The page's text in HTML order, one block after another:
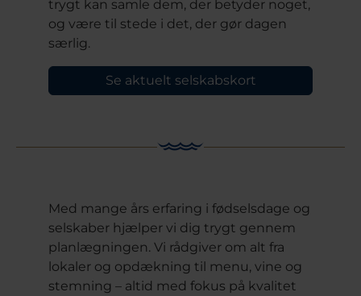
trygt kan samle dem, der betyder noget,
og være til stede i det, der gør dagen
særlig.
Se aktuelt selskabskort
Med mange års erfaring i fødselsdage og
selskaber hjælper vi dig trygt gennem
planlægningen. Vi rådgiver om alt fra
lokaler og opdækning til menu, vine og
stemning – altid med fokus på kvalitet